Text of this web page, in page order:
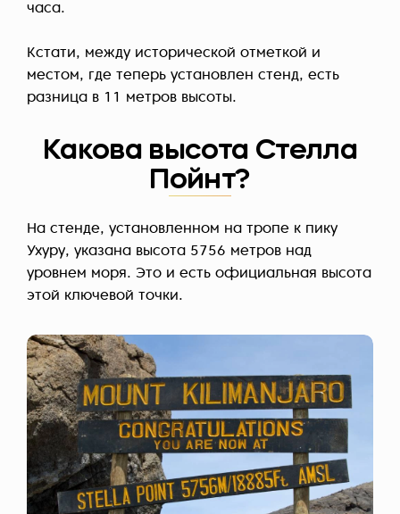
часа.
Кстати, между исторической отметкой и
местом, где теперь установлен стенд, есть
разница в 11 метров высоты.
Какова высота Стелла
Пойнт?
На стенде, установленном на тропе к пику
Ухуру, указана высота 5756 метров над
уровнем моря. Это и есть официальная высота
этой ключевой точки.